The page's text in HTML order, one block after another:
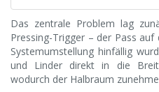
Das zentrale Problem lag
Pressing-Trigger – der Pass
Systemumstellung hinfällig
und Linder direkt in die
wodurch der Halbraum